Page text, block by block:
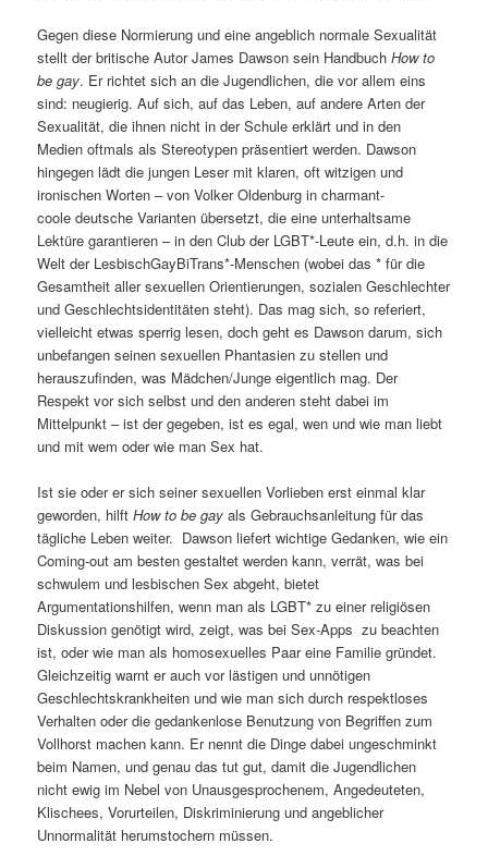
Gegen diese Normierung und eine angeblich normale Sexualität
stellt der britische Autor James Dawson sein HandbuchHow to
be gay. Er richtet sich an die Jugendlichen, die vor allem eins
sind: neugierig. Auf sich, auf das Leben, auf andere Arten der
Sexualität, die ihnen nicht in der Schule erklärt und in den
Medien oftmals als Stereotypen präsentiert werden. Dawson
hingegen lädt die jungen Leser mit klaren, oft witzigen und
ironischen Worten – von Volker Oldenburg in charmant-
coole deutsche Varianten übersetzt, die eine unterhaltsame
Lektüre garantieren – in den Club der LGBT*-Leute ein, d.h. in die
Welt der LesbischGayBiTrans*-Menschen (wobei das * für die
Gesamtheit aller sexuellen Orientierungen, sozialen Geschlechter
und Geschlechtsidentitäten steht). Das mag sich, so referiert,
vielleicht etwas sperrig lesen, doch geht es Dawson darum, sich
unbefangen seinen sexuellen Phantasien zu stellen und
herauszufinden, was Mädchen/Junge eigentlich mag. Der
Respekt vor sich selbst und den anderen steht dabei im
Mittelpunkt – ist der gegeben, ist es egal, wen und wie man liebt
und mit wem oder wie man Sex hat.
Ist sie oder er sich seiner sexuellen Vorlieben erst einmal klar
geworden, hilftHow to be gay als Gebrauchsanleitung für das
tägliche Leben weiter. Dawson liefert wichtige Gedanken, wie ein
Coming-out am besten gestaltet werden kann, verrät, was bei
schwulem und lesbischen Sex abgeht, bietet
Argumentationshilfen, wenn man als LGBT* zu einer religiösen
Diskussion genötigt wird, zeigt, was bei Sex-Apps zu beachten
ist, oder wie man als homosexuelles Paar eine Familie gründet.
Gleichzeitig warnt er auch vor lästigen und unnötigen
Geschlechtskrankheiten und wie man sich durch respektloses
Verhalten oder die gedankenlose Benutzung von Begriffen zum
Vollhorst machen kann. Er nennt die Dinge dabei ungeschminkt
beim Namen, und genau das tut gut, damit die Jugendlichen
nicht ewig im Nebel von Unausgesprochenem, Angedeuteten,
Klischees, Vorurteilen, Diskriminierung und angeblicher
Unnormalität herumstochern müssen.